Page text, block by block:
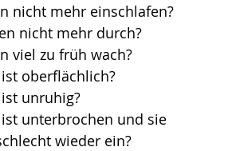
nicht mehr einschlafen?
nicht mehr durch?
viel zu früh wach?
oberflächlich?
unruhig?
unterbrochen und sie
wieder ein?